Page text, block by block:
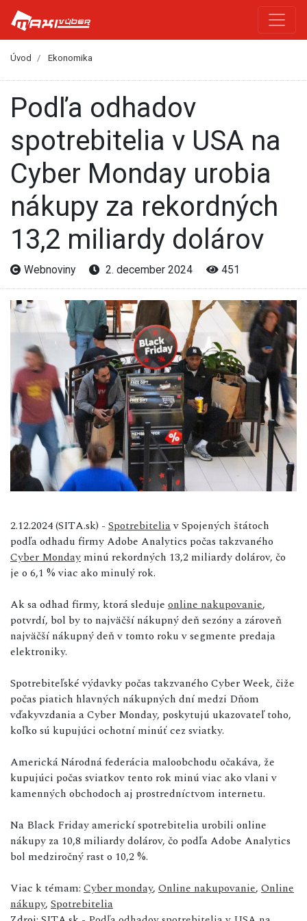
Úvod Ekonomika
Podľa odhadov
spotrebitelia v USA na
Cyber Monday urobia
nákupy za rekordných
13,2 miliardy dolárov
Webnoviny 2. december 2024 451
2.12.2024 (SITA.sk) - Spotrebiteliav Spojených štátoch
podľa odhadu firmy Adobe Analytics počas takzvaného
Cyber Monday minú rekordných 13,2 miliardy dolárov, čo
je o 6,1 % viac ako minulý rok.
Ak sa odhad firmy, ktorá sleduje online nakupovanie,
potvrdí, bol by to najväčší nákupný deň sezóny a zároveň
najväčší nákupný deň v tomto roku v segmente predaja
elektroniky.
Spotrebiteľské výdavky počas takzvaného Cyber ​​Week, čiže
počas piatich hlavných nákupných dní medzi Dňom
vďakyvzdania a Cyber ​​Monday, poskytujú ukazovateľ toho,
koľko sú kupujúci ochotní minúť cez sviatky.
Americká Národná federácia maloobchodu očakáva, že
kupujúci počas sviatkov tento rok minú viac ako vlani v
kamenných obchodoch aj prostredníctvom internetu.
Na Black Friday americkí spotrebitelia urobili online
nákupy za 10,8 miliardy dolárov, čo podľa Adobe Analytics
bol medziročný rast o 10,2 %.
Viac k témam: Cyber monday, Online nakupovanie, Online
nákupy, Spotrebitelia